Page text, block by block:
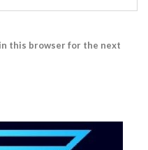
in this browser for the next